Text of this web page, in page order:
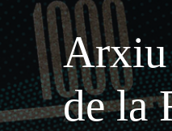
Arxiu
de la